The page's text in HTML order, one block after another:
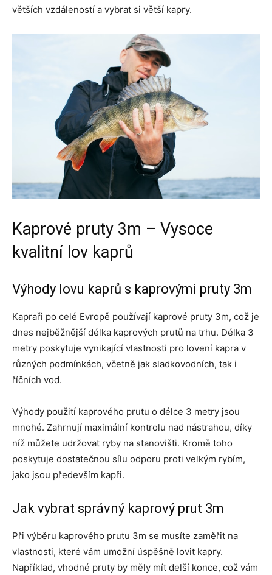
větších vzdáleností a vybrat si větší kapry.
Kaprové pruty 3m – Vysoce
kvalitní lov kaprů
Výhody lovu kaprů s kaprovými pruty 3m
Kapraři po celé Evropě používají kaprové pruty 3m, což je
dnes nejběžnější délka kaprových prutů na trhu. Délka 3
metry poskytuje vynikající vlastnosti pro lovení kapra v
různých podmínkách, včetně jak sladkovodních, tak i
říčních vod.
Výhody použití kaprového prutu o délce 3 metry jsou
mnohé. Zahrnují maximální kontrolu nad nástrahou, díky
níž můžete udržovat ryby na stanovišti. Kromě toho
poskytuje dostatečnou sílu odporu proti velkým rybím,
jako jsou především kapři.
Jak vybrat správný kaprový prut 3m
Při výběru kaprového prutu 3m se musíte zaměřit na
vlastnosti, které vám umožní úspěšně lovit kapry.
Například, vhodné pruty by měly mít delší konce, což vám